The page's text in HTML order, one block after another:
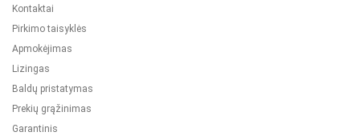
Kontaktai
Pirkimo taisyklės
Apmokėjimas
Lizingas
Baldų pristatymas
Prekių grąžinimas
Garantinis